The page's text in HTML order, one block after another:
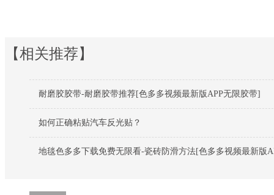
【相关推荐】
耐磨胶胶带-耐磨胶带推荐[色多多视频最新版APP无限胶带]
如何正确粘贴汽车反光贴？
地毯色多多下载免费无限看-瓷砖防滑方法[色多多视频最新版